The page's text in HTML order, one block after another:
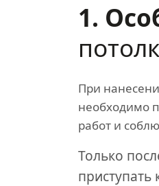
1.
При
необходимо
работ и
Только
приступать